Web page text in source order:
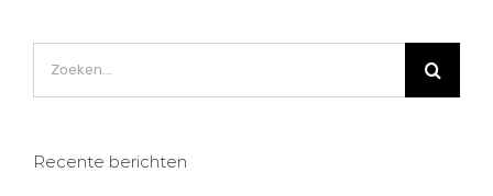
Recente berichten